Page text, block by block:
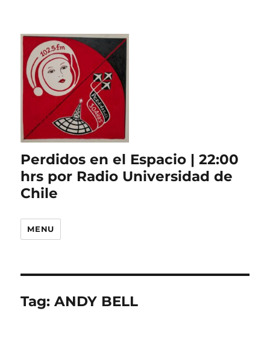
Perdidos en el Espacio | 22:00
hrs por Radio Universidad de
Chile
MENU
Tag:ANDY BELL